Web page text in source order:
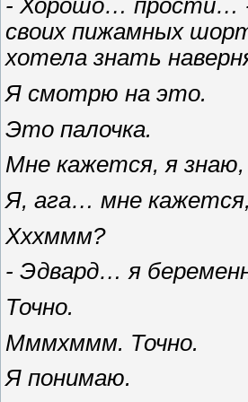
- Хорошо… прости… -
своих пижамных
хотела знать
Я смотрю на это.
Это палочка.
Мне кажется, я
Я, ага… мне
Хххммм?
- Эдвард… я
Точно.
Мммхммм. Точно.
Я понимаю.